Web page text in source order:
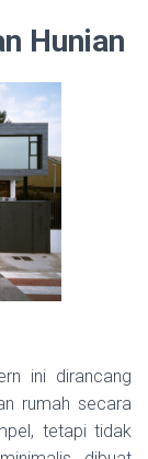
Hunian
ini dirancang
rumah secara
tetapi tidak